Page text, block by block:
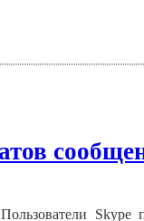
Пользователи Skype